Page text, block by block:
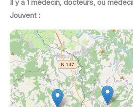
Il y a 1 médecin, docteurs, ou
Jouvent :